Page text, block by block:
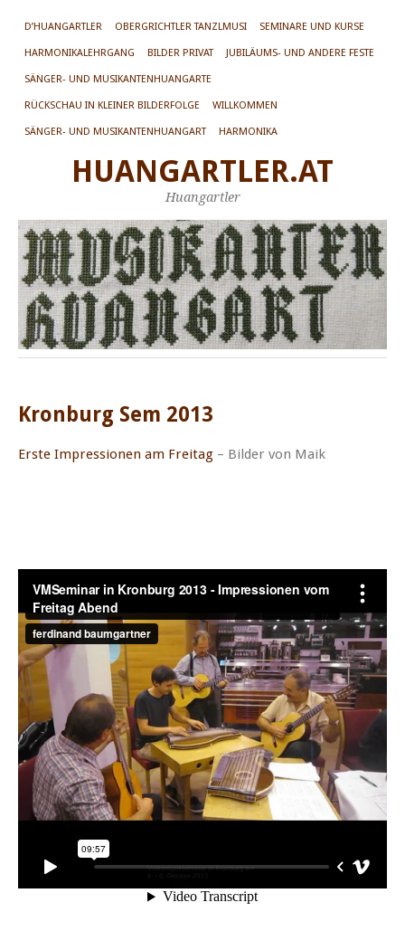
D’HUANGARTLER OBERGRICHTLER TANZLMUSI SEMINARE UND KURSE
HARMONIKALEHRGANG BILDER PRIVAT JUBILÄUMS- UND ANDERE FESTE
SÄNGER- UND MUSIKANTENHUANGARTE
RÜCKSCHAU IN KLEINER BILDERFOLGE WILLKOMMEN
SÄNGER- UND MUSIKANTENHUANGART HARMONIKA
HUANGARTLER.AT
Huangartler
Kronburg Sem 2013
Erste Impressionen am Freitag – Bilder von Maik